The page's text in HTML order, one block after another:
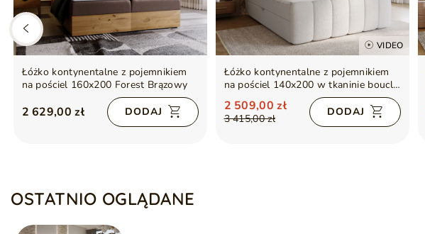
Łóżko kontynentalne z pojemnikiem
na pościel 160x200 Forest Brązowy
2 629,00 zł DODAJ
VIDEO
Łóżko kontynentalne z pojemnikiem
na pościel 140x200 w tkaninie bouclé
3 415,00 zł
2 509,00 zł DODAJ
OSTATNIO OGLĄDANE